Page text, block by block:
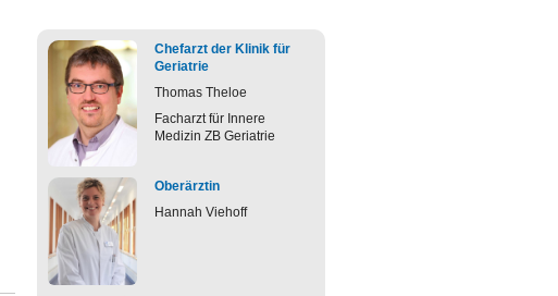
Chefarzt der Klinik für
Geriatrie
ThomasTheloe
Facharzt für Innere
Medizin ZB Geriatrie
Oberärztin
Hannah Viehoff